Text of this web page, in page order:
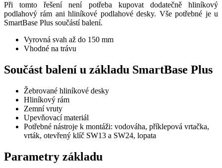
Při tomto řešení není potřeba kupovat dodatečně hliníkový
podlahový rám ani hliníkové podlahové desky. Vše potřebné je u
SmartBase Plus součástí balení.
Vyrovná svah až do 150 mm
Vhodné na trávu
Součást balení u základu SmartBase Plus
Žebrované hliníkové desky
Hliníkový rám
Zemní vruty
Upevňovací materiál
Potřebné nástroje k montáži: vodováha, příklepová vrtačka,
vrták, otevřený klíč SW13 a SW24, lopata
Parametry základu